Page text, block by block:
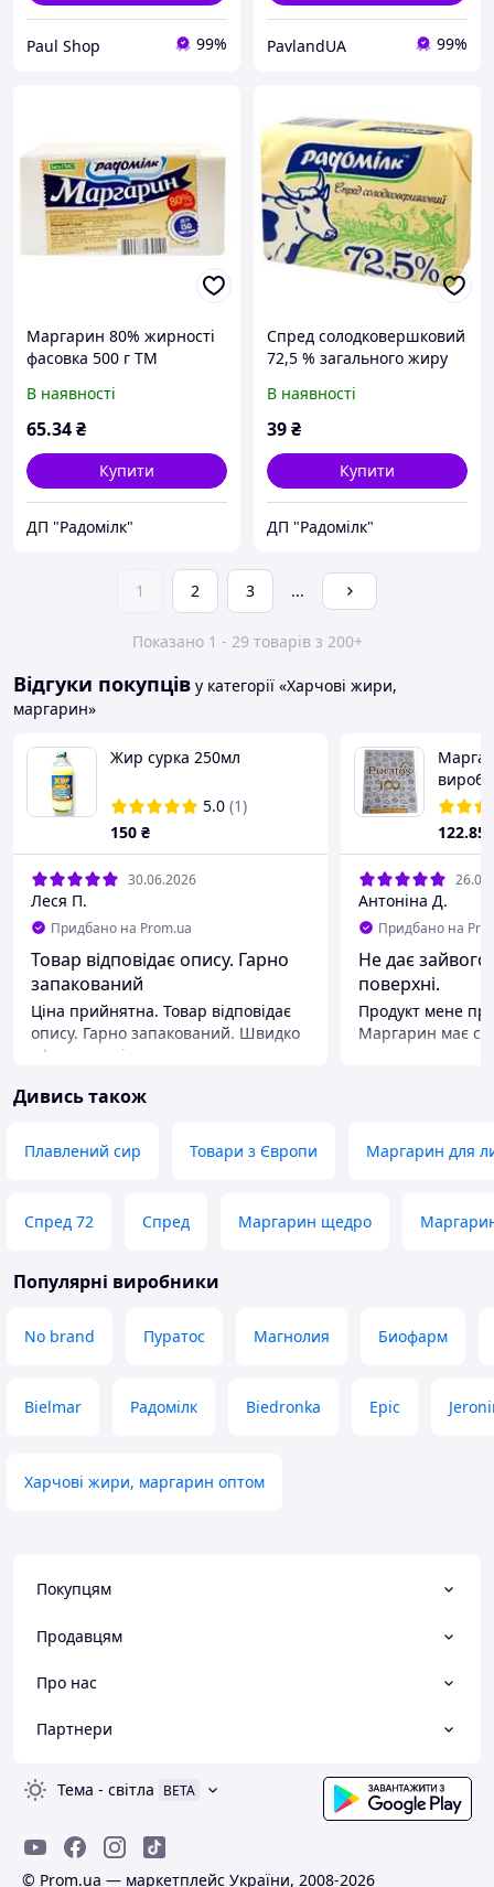
Paul Shop 99% PavlandUA 99%
Маргарин 80% жирності
фасовка 500 г ТМ
В наявності
65.34₴
Купити
ДП "Радомілк"
Спред солодковершковий
72,5 % загального жиру
25%, 200г. ТМ Радомілк
В наявності
39₴
Купити
ДП "Радомілк"
1 2 3 ...
Показано 1 - 29 товарів з 200+
Відгуки покупців у категорії «Харчові жири,
маргарин»
Жир сурка 250мл
5.0 (1)
150 ₴
30.06.2026
Леся П.
Придбано на Prom.ua
Товар відповідає опису. Гарно
запакований
Ціна прийнятна. Товар відповідає
опису. Гарно запакований. Швидко
оформлено і доставлено
Puratos
122.85
Антоніна Д.
Придбано на
Не дає
поверхні.
Продукт мене
Маргарин має
форму, а
легка й
Переваги
Смак —
Дивись також
Плавлений сир Товари з Європи Маргарин для
Спред 72 Спред Маргарин щедро
Популярні виробники
No brand Пуратос Магнолия Биофарм
Bielmar Радомілк Biedronka Epic
Харчові жири, маргарин оптом
Покупцям
Продавцям
Про нас
Партнери
Тема - світла BETA
© Prom.ua — маркетплейс України, 2008-2026